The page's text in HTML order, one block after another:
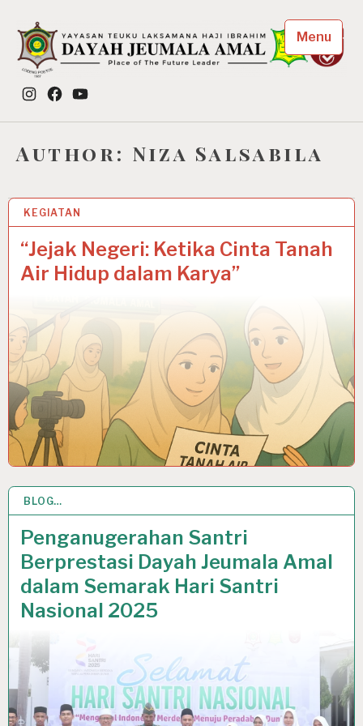
content
Dayah Jeumala Amal
Place of The Future Leader
Instagram
FacebookYouTube
Menu
Author: Niza Salsabila
KEGIATAN
“Jejak Negeri: Ketika Cinta Tanah
Air Hidup dalam Karya”
25 OCT 2025
BLOG…
Penganugerahan Santri
Berprestasi Dayah Jeumala Amal
dalam Semarak Hari Santri
Nasional 2025
23 OCT 2025